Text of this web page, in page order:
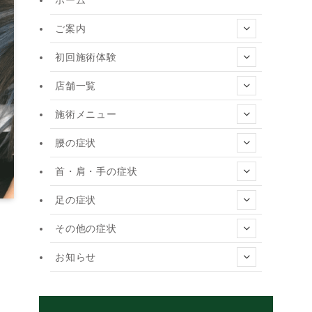
ご案内
初回施術体験
店舗一覧
施術メニュー
腰の症状
首・肩・手の症状
足の症状
その他の症状
お知らせ